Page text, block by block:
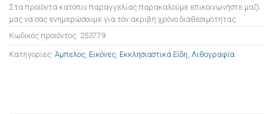
Στα προϊόντα κατόπιν παραγγελίας παρακαλούμε επικοινωνήστε μαζί
μας να σας ενημερώσουμε για τον ακριβή χρόνο διαθεσιμότητας.
Κωδικός προϊόντος: 253779
Κατηγορίες: Άμπελος Εικόνες Εκκλησιαστικά Είδη Λιθογραφία